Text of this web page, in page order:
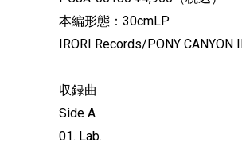
本編形態：30cmLP
IRORI Records/PONY CANYON
収録曲
Side A
01. Lab.